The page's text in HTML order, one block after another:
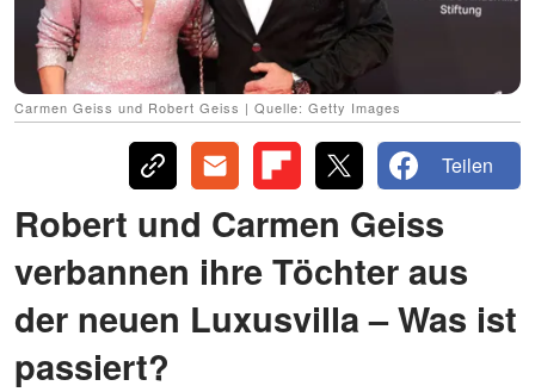
Carmen Geiss und Robert Geiss | Quelle: Getty Images
Teilen
Robert und Carmen Geiss
verbannen ihre Töchter aus
der neuen Luxusvilla – Was ist
passiert?